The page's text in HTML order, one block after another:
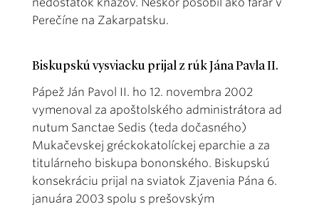
Perečíne na Zakarpatsku.
Biskupskú vysviacku prijal z rúk Jána Pavla II.
Pápež Ján Pavol II. ho 12. novembra 2002
vymenoval za apoštolského administrátora ad
nutum Sanctae Sedis (teda dočasného)
Mukačevskej gréckokatolíckej eparchie a za
titulárneho biskupa bononského. Biskupskú
konsekráciu prijal na sviatok Zjavenia Pána 6.
januára 2003 spolu s prešovským